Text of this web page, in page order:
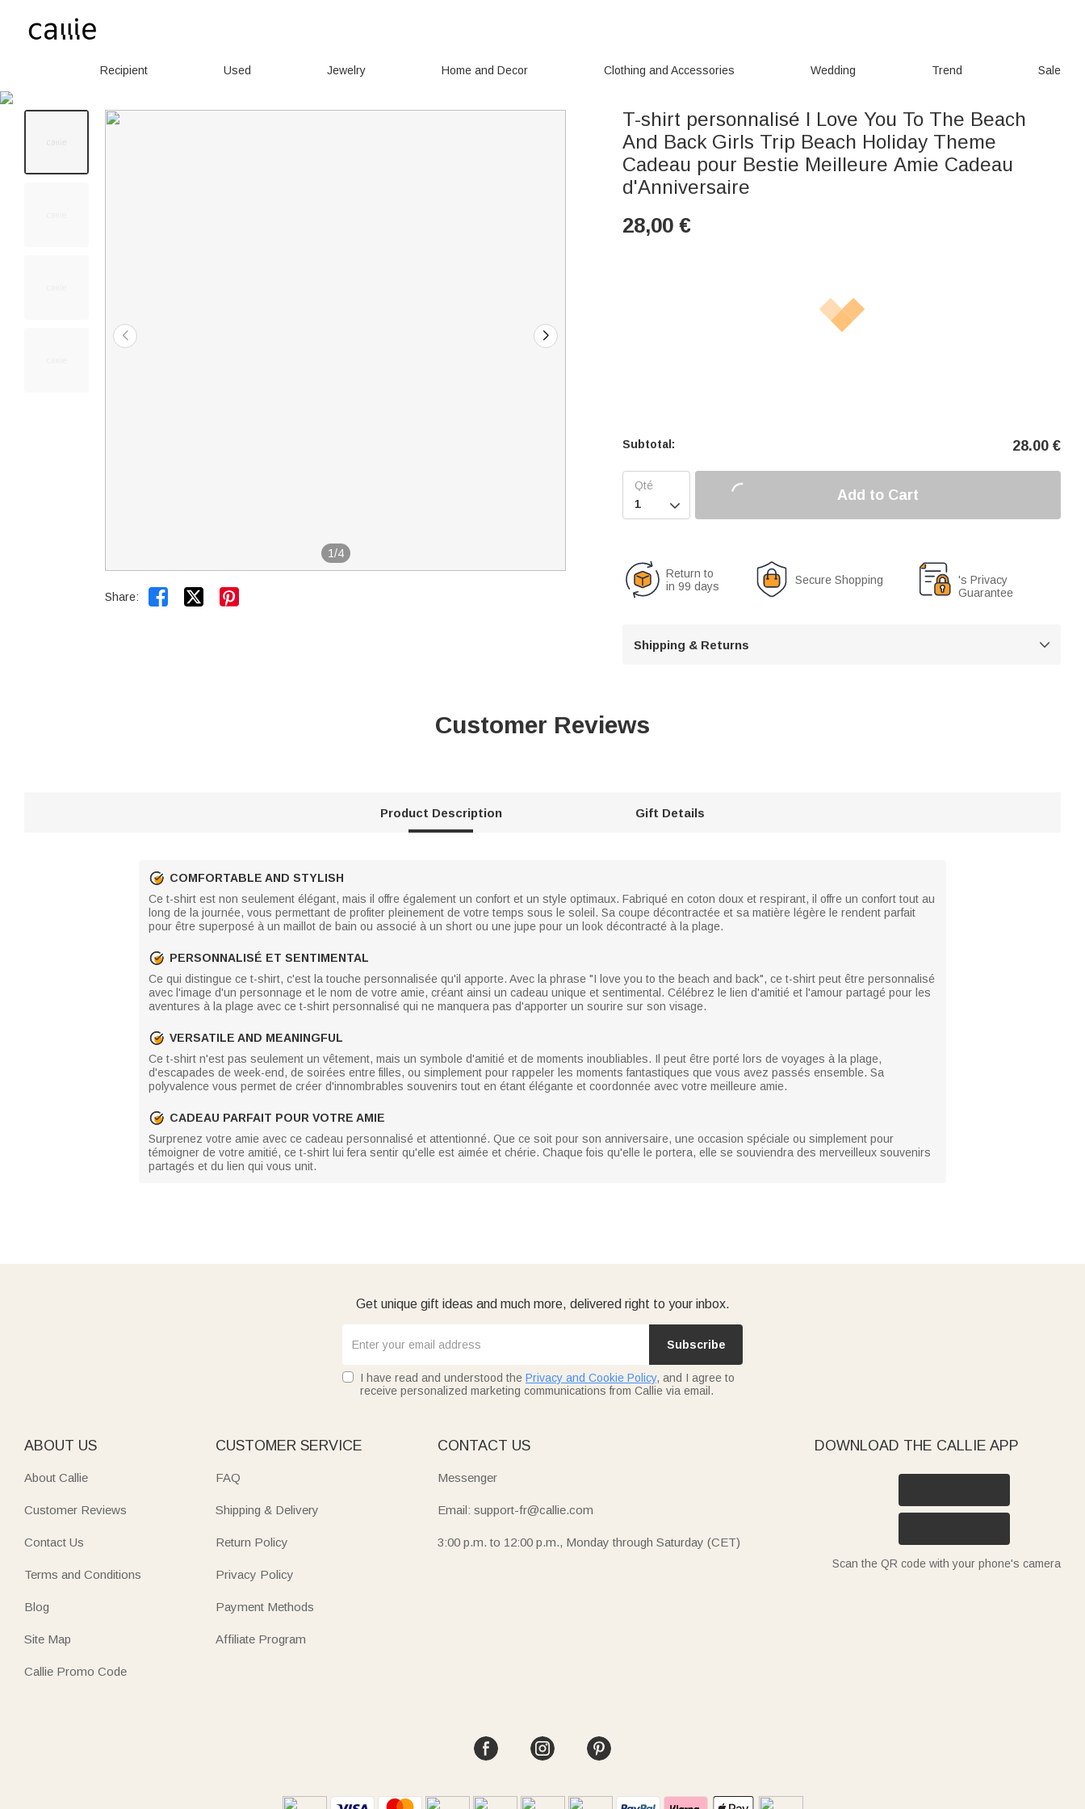
Recipient Used Jewelry Home and Decor Clothing and Accessories Wedding Trend Sale
1/4
Share:  
T-shirt personnalisé I Love You To The Beach
And Back Girls Trip Beach Holiday Theme
Cadeau pour Bestie Meilleure Amie Cadeau
d'Anniversaire
28,00 €
Subtotal: 28.00 €

Add to Cart
Return to
in 99 days
Secure Shopping
's Privacy
Guarantee
Shipping & Returns 
Customer Reviews
Product Description Gift Details
COMFORTABLE AND STYLISH
Ce t-shirt est non seulement élégant, mais il offre également un confort et un style optimaux. Fabriqué en coton doux et respirant, il offre un confort tout au
long de la journée, vous permettant de profiter pleinement de votre temps sous le soleil. Sa coupe décontractée et sa matière légère le rendent parfait
pour être superposé à un maillot de bain ou associé à un short ou une jupe pour un look décontracté à la plage.
PERSONNALISÉ ET SENTIMENTAL
Ce qui distingue ce t-shirt, c'est la touche personnalisée qu'il apporte. Avec la phrase "I love you to the beach and back", ce t-shirt peut être personnalisé
avec l'image d'un personnage et le nom de votre amie, créant ainsi un cadeau unique et sentimental. Célébrez le lien d'amitié et l'amour partagé pour les
aventures à la plage avec ce t-shirt personnalisé qui ne manquera pas d'apporter un sourire sur son visage.
VERSATILE AND MEANINGFUL
Ce t-shirt n'est pas seulement un vêtement, mais un symbole d'amitié et de moments inoubliables. Il peut être porté lors de voyages à la plage,
d'escapades de week-end, de soirées entre filles, ou simplement pour rappeler les moments fantastiques que vous avez passés ensemble. Sa
polyvalence vous permet de créer d'innombrables souvenirs tout en étant élégante et coordonnée avec votre meilleure amie.
CADEAU PARFAIT POUR VOTRE AMIE
Surprenez votre amie avec ce cadeau personnalisé et attentionné. Que ce soit pour son anniversaire, une occasion spéciale ou simplement pour
témoigner de votre amitié, ce t-shirt lui fera sentir qu'elle est aimée et chérie. Chaque fois qu'elle le portera, elle se souviendra des merveilleux souvenirs
partagés et du lien qui vous unit.
Get unique gift ideas and much more, delivered right to your inbox.
Subscribe
I have read and understood the Privacy and Cookie Policy, and I agree to
receive personalized marketing communications from Callie via email.
ABOUT US
About Callie
Customer Reviews
Contact Us
Terms and Conditions
Blog
Site Map
Callie Promo Code
CUSTOMER SERVICE
FAQ
Shipping & Delivery
Return Policy
Privacy Policy
Payment Methods
Affiliate Program
CONTACT US
Messenger
Email: support-fr@callie.com
3:00 p.m. to 12:00 p.m., Monday through Saturday (CET)
DOWNLOAD THE CALLIE APP
Scan the QR code with your phone's camera